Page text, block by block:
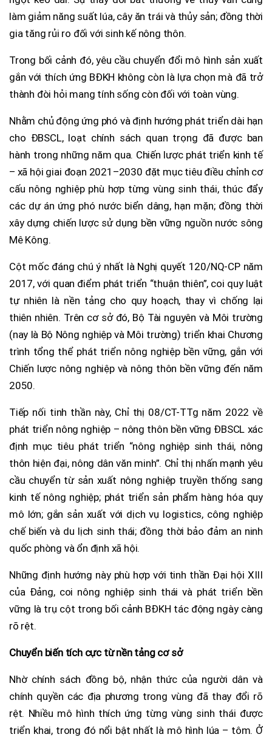
làm giảm năng suất lúa, cây ăn trái và thủy sản; đồng thời
gia tăng rủi ro đối với sinh kế nông thôn.
Trong bối cảnh đó, yêu cầu chuyển đổi mô hình sản xuất
gắn với thích ứng BĐKH không còn là lựa chọn mà đã trở
thành đòi hỏi mang tính sống còn đối với toàn vùng.
Nhằm chủ động ứng phó và định hướng phát triển dài hạn
cho ĐBSCL, loạt chính sách quan trọng đã được ban
hành trong những năm qua. Chiến lược phát triển kinh tế
– xã hội giai đoạn 2021–2030 đặt mục tiêu điều chỉnh cơ
cấu nông nghiệp phù hợp từng vùng sinh thái, thúc đẩy
các dự án ứng phó nước biển dâng, hạn mặn; đồng thời
xây dựng chiến lược sử dụng bền vững nguồn nước sông
Mê Kông.
Cột mốc đáng chú ý nhất là Nghị quyết 120/NQ-CP năm
2017, với quan điểm phát triển “thuận thiên”, coi quy luật
tự nhiên là nền tảng cho quy hoạch, thay vì chống lại
thiên nhiên. Trên cơ sở đó, Bộ Tài nguyên và Môi trường
(nay là Bộ Nông nghiệp và Môi trường) triển khai Chương
trình tổng thể phát triển nông nghiệp bền vững, gắn với
Chiến lược nông nghiệp và nông thôn bền vững đến năm
2050.
Tiếp nối tinh thần này, Chỉ thị 08/CT-TTg năm 2022 về
phát triển nông nghiệp – nông thôn bền vững ĐBSCL xác
định mục tiêu phát triển “nông nghiệp sinh thái, nông
thôn hiện đại, nông dân văn minh”. Chỉ thị nhấn mạnh yêu
cầu chuyển từ sản xuất nông nghiệp truyền thống sang
kinh tế nông nghiệp; phát triển sản phẩm hàng hóa quy
mô lớn; gắn sản xuất với dịch vụ logistics, công nghiệp
chế biến và du lịch sinh thái; đồng thời bảo đảm an ninh
quốc phòng và ổn định xã hội.
Những định hướng này phù hợp với tinh thần Đại hội XIII
của Đảng, coi nông nghiệp sinh thái và phát triển bền
vững là trụ cột trong bối cảnh BĐKH tác động ngày càng
rõ rệt.
Chuyển biến tích cực từ nền tảng cơ sở
Nhờ chính sách đồng bộ, nhận thức của người dân và
chính quyền các địa phương trong vùng đã thay đổi rõ
rệt. Nhiều mô hình thích ứng từng vùng sinh thái được
triển khai, trong đó nổi bật nhất là mô hình lúa – tôm. Ở